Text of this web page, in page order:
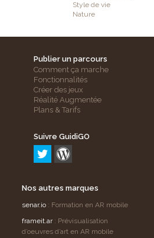
Style de vie
Nature
Publier un parcours
Comment ça marche
Fonctionnalités
Créer des jeux
Réalité Augmentée
Plans & Tarifs
Suivre GuidiGO
Nos autres marques
senar.io : Formation en AR mobile
frameit.ar: Prévisualisation
d’oeuvres d’art en AR mobile